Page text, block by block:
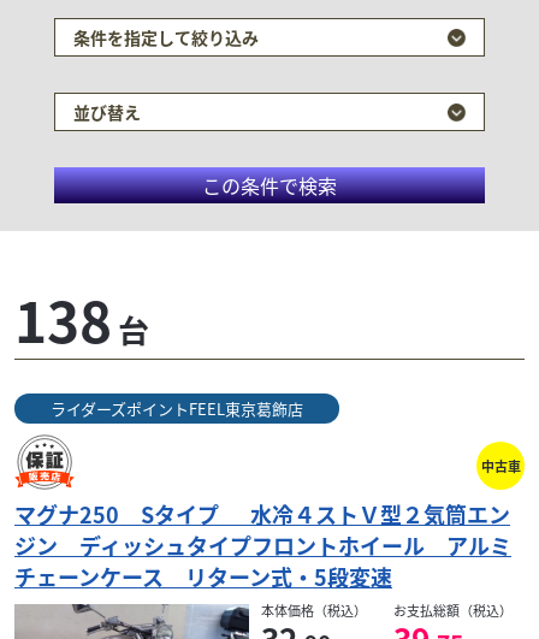
ライダーズポイントFEEL東京
葛飾店
50ccからリッターバイクまで、低走行車・上質車をメ
インに常時1５0台展示しています！二輪品質評価者資
格を...
検索条件でおすすめの車両
条件を指定して絞り込み
並び替え
この条件で検索
138 台
ライダーズポイントFEEL東京葛飾店
中古車
マグナ250 Sタイプ 水冷４ストＶ型２気筒エン
ジン ディッシュタイプフロントホイール アルミ
チェーンケース リターン式・5段変速
本体価格（税込） お支払総額（税込）